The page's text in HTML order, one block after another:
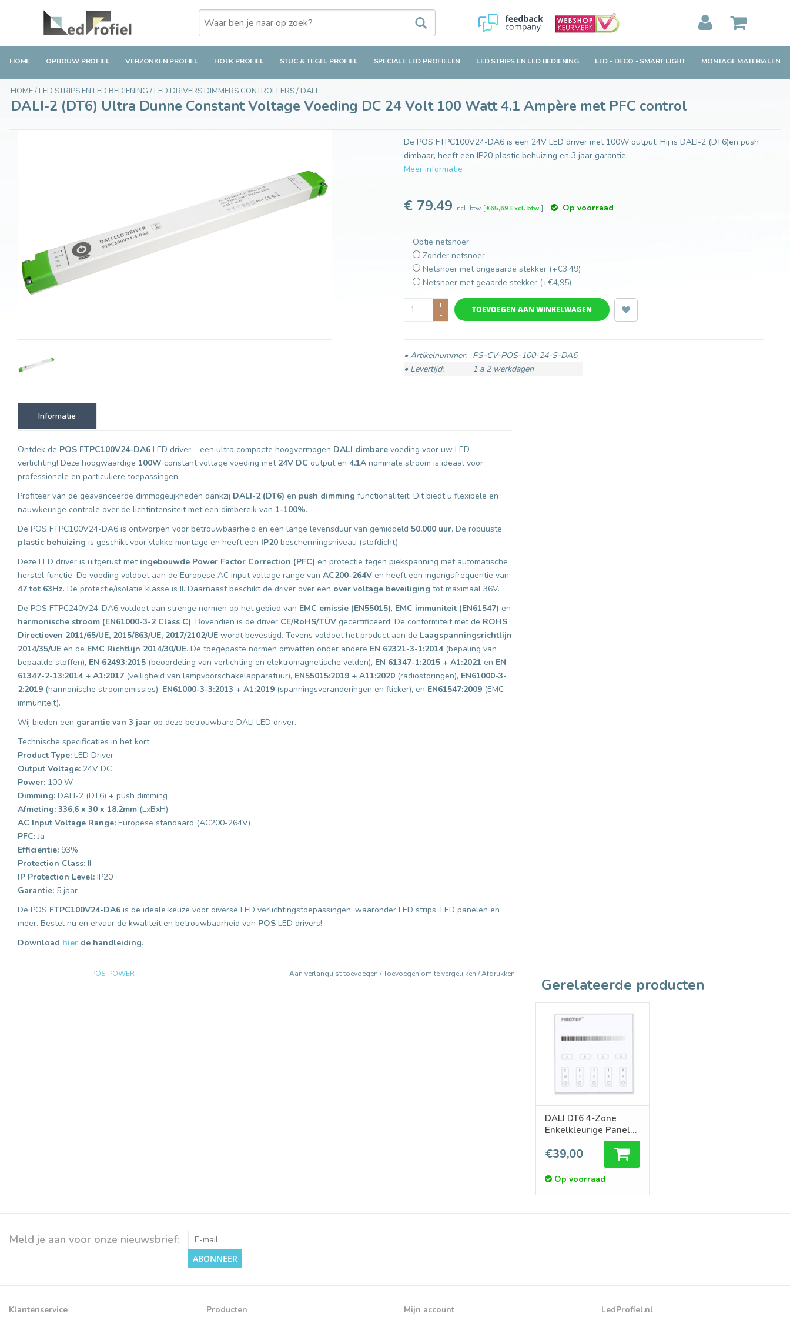
HOME OPBOUW PROFIEL VERZONKEN PROFIEL HOEK PROFIEL STUC & TEGEL PROFIEL SPECIALE LED PROFIELEN LED STRIPS EN LED BEDIENING LED - DECO - SMART LIGHT MONTAGE MATERIALEN
DALI-2 (DT6) Ultra Dunne Constant Voltage Voeding DC 24 Volt 100 Watt 4.1 Ampère met PFC control
HOME/ LED STRIPS EN LED BEDIENING / LED DRIVERS DIMMERS CONTROLLERS/ DALI
DALI-2 (DT6) Ultra Dunne Constant Voltage Voeding DC 24 Volt 100 Watt 4.1 Ampère met PFC control
De POS FTPC100V24-DA6 is een 24V LED driver met 100W output. Hij is DALI-2 (DT6)en push
dimbaar, heeft een IP20 plastic behuizing en 3 jaar garantie.
Meer informatie
€ 79.49 Incl. btw [€65,69 Excl. btw] Op voorraad
Optie netsnoer:
Zonder netsnoer
Netsnoer met ongeaarde stekker (+€3,49)
Netsnoer met geaarde stekker (+€4,95)
+
-
TOEVOEGEN AAN WINKELWAGEN
• Artikelnummer: PS-CV-POS-100-24-S-DA6
• Levertijd:
1 a 2 werkdagen
Informatie
Ontdek de POS FTPC100V24-DA6 LED driver – een ultra compacte hoogvermogen DALI dimbare voeding voor uw LED
verlichting! Deze hoogwaardige 100W constant voltage voeding met 24V DC output en 4.1A nominale stroom is ideaal voor
professionele en particuliere toepassingen.
Profiteer van de geavanceerde dimmogelijkheden dankzij DALI-2 (DT6) en push dimming functionaliteit. Dit biedt u flexibele en
nauwkeurige controle over de lichtintensiteit met een dimbereik van 1-100%.
De POS FTPC100V24-DA6 is ontworpen voor betrouwbaarheid en een lange levensduur van gemiddeld 50.000 uur. De robuuste
plastic behuizing is geschikt voor vlakke montage en heeft een IP20 beschermingsniveau (stofdicht).
Deze LED driver is uitgerust met ingebouwde Power Factor Correction (PFC) en protectie tegen piekspanning met automatische
herstel functie. De voeding voldoet aan de Europese AC input voltage range van AC200-264V en heeft een ingangsfrequentie van
47 tot 63Hz. De protectie/isolatie klasse is II. Daarnaast beschikt de driver over een over voltage beveiliging tot maximaal 36V.
De POS FTPC240V24-DA6 voldoet aan strenge normen op het gebied van EMC emissie (EN55015), EMC immuniteit (EN61547) en
harmonische stroom (EN61000-3-2 Class C). Bovendien is de driver CE/RoHS/TÜV gecertificeerd. De conformiteit met de ROHS
Directieven 2011/65/UE, 2015/863/UE, 2017/2102/UE wordt bevestigd. Tevens voldoet het product aan de Laagspanningsrichtlijn
2014/35/UE en de EMC Richtlijn 2014/30/UE. De toegepaste normen omvatten onder andere EN 62321-3-1:2014(bepaling van
bepaalde stoffen), EN 62493:2015 (beoordeling van verlichting en elektromagnetische velden), EN 61347-1:2015 + A1:2021 en EN
61347-2-13:2014 + A1:2017 (veiligheid van lampvoorschakelapparatuur), EN55015:2019 + A11:2020 (radiostoringen), EN61000-3-
2:2019 (harmonische stroomemissies), EN61000-3-3:2013 + A1:2019 (spanningsveranderingen en flicker), en EN61547:2009 (EMC
immuniteit).
Wij bieden een garantie van 3 jaar op deze betrouwbare DALI LED driver.
Technische specificaties in het kort:
Product Type: LED Driver
Output Voltage: 24V DC
Power: 100 W
Dimming: DALI-2 (DT6) + push dimming
Afmeting: 336,6 x 30 x 18.2mm (LxBxH)
AC Input Voltage Range: Europese standaard (AC200-264V)
PFC:Ja
Efficiëntie: 93%
Protection Class: II
IP Protection Level: IP20
Garantie: 5 jaar
De POS FTPC100V24-DA6 is de ideale keuze voor diverse LED verlichtingstoepassingen, waaronder LED strips, LED panelen en
meer. Bestel nu en ervaar de kwaliteit en betrouwbaarheid van POS LED drivers!
Download hier de handleiding.
Gerelateerde producten
DALI DT6 4-Zone
Enkelkleurige Panel
Touch Wandpaneel
€39,00
Op voorraad
POS-POWER Aan verlanglijst toevoegen /Toevoegen om te vergelijken /Afdrukken
Meld je aan voor onze nieuwsbrief:
ABONNEER
Klantenservice Producten Mijn account LedProfiel.nl